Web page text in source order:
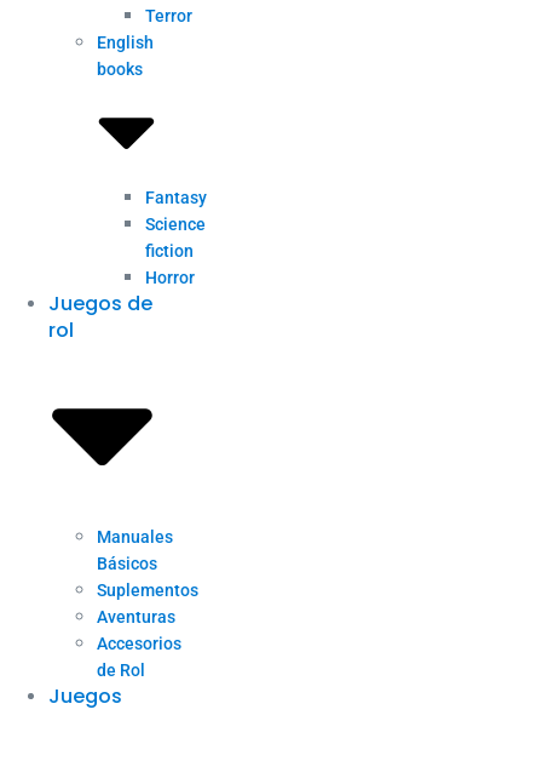
Terror
English
books
Fantasy
Science
fiction
Horror
Juegos de
rol
Manuales
Básicos
Suplementos
Aventuras
Accesorios
de Rol
Juegos